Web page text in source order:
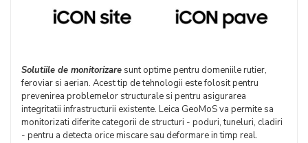
Solutiile de monitorizare sunt optime pentru domeniile rutier,
feroviar si aerian. Acest tip de tehnologii este folosit pentru
prevenirea problemelor structurale si pentru asigurarea
integritatii infrastructurii existente. Leica GeoMoS va permite sa
monitorizati diferite categorii de structuri - poduri, tuneluri, cladiri
- pentru a detecta orice miscare sau deformare in timp real.